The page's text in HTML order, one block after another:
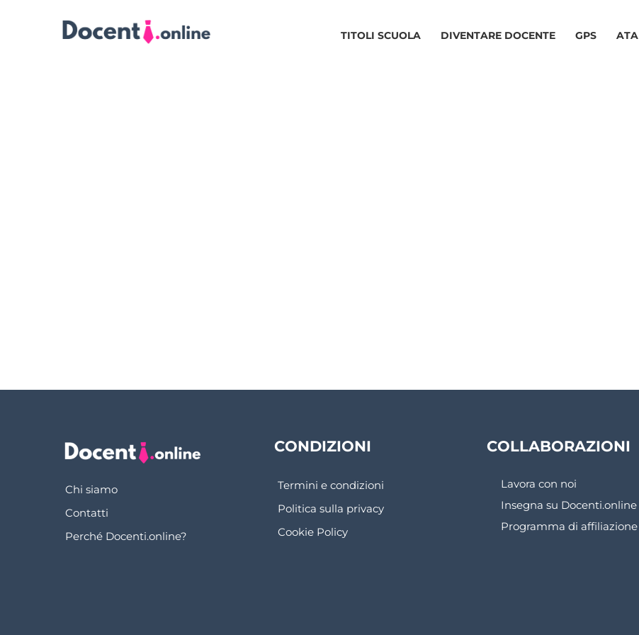
TITOLI SCUOLA DIVENTARE DOCENTE GPS ATA
Chi siamo
Contatti
Perché Docenti.online?
CONDIZIONI
Termini e condizioni
Politica sulla privacy
Cookie Policy
COLLABORAZIONI
Lavora con noi
Insegna su Docenti.online
Programma di affiliazione